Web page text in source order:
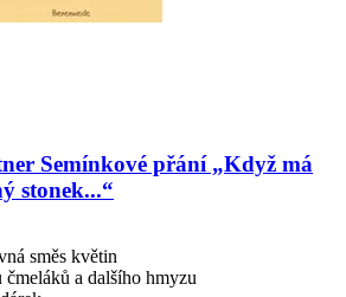
Semínkové přání „Když má
stonek...“
směs květin
čmeláků a dalšího hmyzu